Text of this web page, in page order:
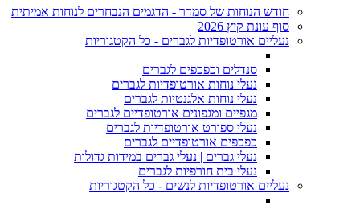
חודש הנוחות של סמדר - הדגמים הנבחרים לנוחות אמיתית
סוף עונת קיץ 2026
נעליים אורטופדיות לגברים - כל הקטגוריות
סנדלים וכפכפים לגברים
נעלי נוחות אורטופדיות לגברים
נעלי נוחות אלגנטיות לגברים
מגפיים ומגפונים אורטופדיים לגברים
נעלי ספורט אורטופדיות לגברים
כפכפים אורטופדיים לגברים
נעלי גברים | נעלי גברים במידות גדולות
נעלי בית חורפיות לגברים
נעליים אורטופדיות לנשים - כל הקטגוריות